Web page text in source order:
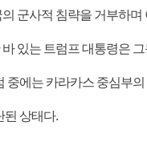
군사적 침략을 거부하
있는 트럼프 대통령은
중에는 카라카스 중심부
된 상태다.